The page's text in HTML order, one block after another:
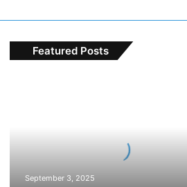
Featured Posts
September 3, 2025